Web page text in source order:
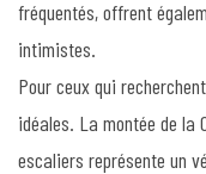
fréquentés, offrent
intimistes.
Pour ceux qui
idéales. La montée de la
escaliers représente un